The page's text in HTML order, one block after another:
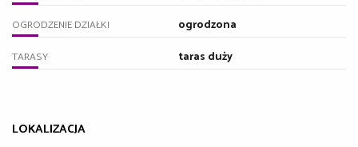
OGRODZENIE DZIAŁKI ogrodzona
TARASY taras duży
LOKALIZACJA